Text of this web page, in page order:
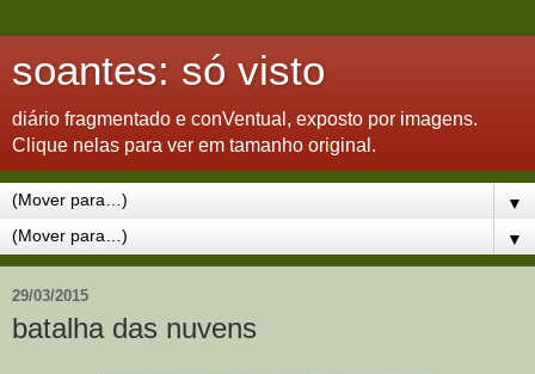
soantes: só visto
diário fragmentado e conVentual, exposto por imagens.
Clique nelas para ver em tamanho original.
▼
▼
29/03/2015
batalha das nuvens